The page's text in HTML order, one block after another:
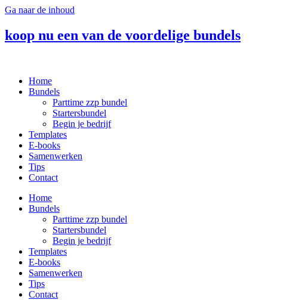
Ga naar de inhoud
koop nu een van de voordelige bundels
Home
Bundels
Parttime zzp bundel
Startersbundel
Begin je bedrijf
Templates
E-books
Samenwerken
Tips
Contact
Home
Bundels
Parttime zzp bundel
Startersbundel
Begin je bedrijf
Templates
E-books
Samenwerken
Tips
Contact